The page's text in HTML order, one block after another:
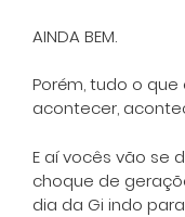
AINDA BEM.
Porém, tudo o
acontecer,
E aí vocês vão se
choque de
dia da Gi indo